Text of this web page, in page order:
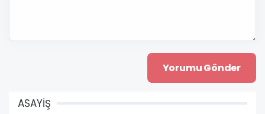
ASAYİŞ